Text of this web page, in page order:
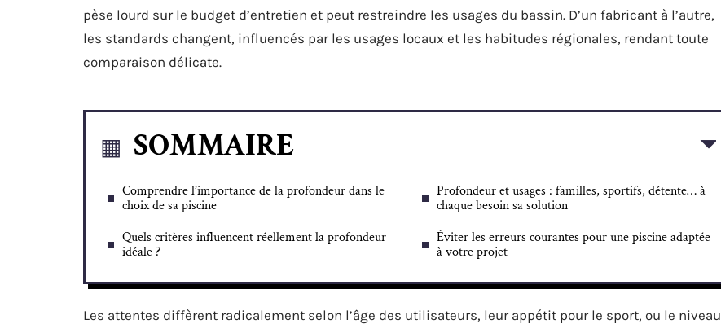
pèse lourd sur le budget d’entretien et peut restreindre les usages du bassin. D’un fabricant à l’autre,
les standards changent, influencés par les usages locaux et les habitudes régionales, rendant toute
comparaison délicate.
SOMMAIRE
Comprendre l’importance de la profondeur dans le
choix de sa piscine
Quels critères influencent réellement la profondeur
idéale ?
Profondeur et usages : familles, sportifs, détente… à
chaque besoin sa solution
Éviter les erreurs courantes pour une piscine adaptée
à votre projet
Les attentes diffèrent radicalement selon l’âge des utilisateurs, leur appétit pour le sport, ou le niveau